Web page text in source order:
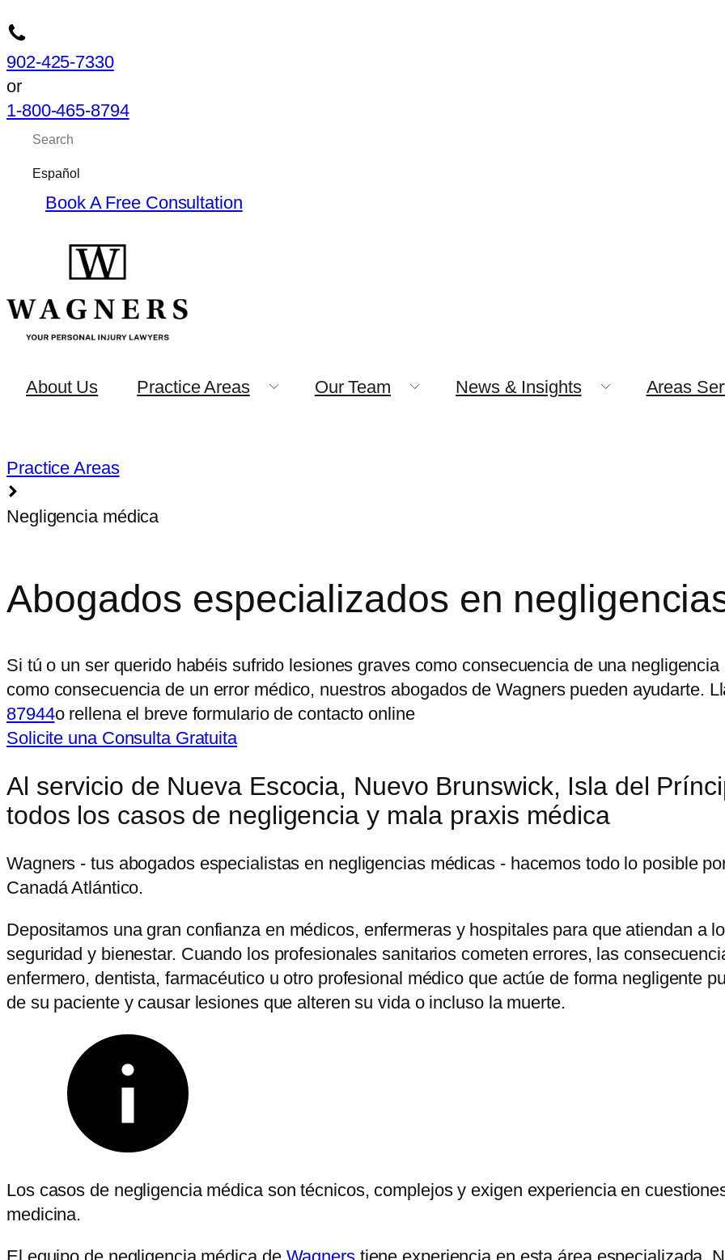
902-425-7330
or
1-800-465-8794
Book A Free Consultation
About Us Practice Areas Our Team News & Insights Areas
Practice Areas
Negligencia médica
Abogados especializados en
Si tú o un ser querido habéis sufrido lesiones graves como consecuencia de una
como consecuencia de un error médico, nuestros abogados de Wagners pueden ayudarte.
87944o rellena el breve formulario de contacto online
Solicite una Consulta Gratuita
Al servicio de Nueva Escocia, Nuevo Brunswick, Isla del
todos los casos de negligencia y mala praxis médica
Wagners - tus abogados especialistas en negligencias médicas - hacemos todo lo posible
Canadá Atlántico.
Depositamos una gran confianza en médicos, enfermeras y hospitales para que atiendan a
seguridad y bienestar. Cuando los profesionales sanitarios cometen errores, las
enfermero, dentista, farmacéutico u otro profesional médico que actúe de forma negligente
de su paciente y causar lesiones que alteren su vida o incluso la muerte.
Los casos de negligencia médica son técnicos, complejos y exigen experiencia en
medicina.